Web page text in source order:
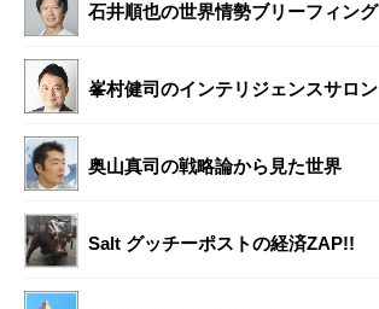
石井順也の世界情勢ブリーフィング
峯村健司のインテリジェンスサロン
奥山真司の戦略論から見た世界
Salt グッチーポストの経済ZAP!!